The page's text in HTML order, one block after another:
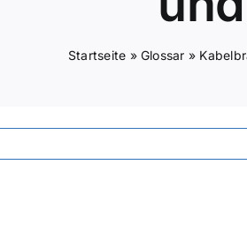
Startseite »Glossar »